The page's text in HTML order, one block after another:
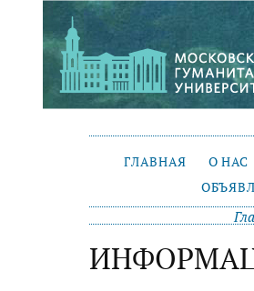
ГЛАВНАЯ О НАС